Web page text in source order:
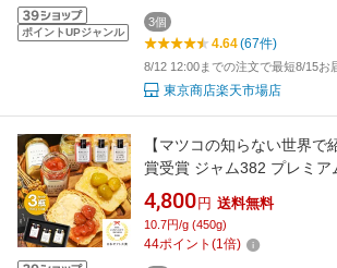
ポイントUPジャンル
3個
4.64(67件)
8/12 12:00までの注文で最短8/15お
東京商店楽天市場店
【マツコの知らない世界で
賞受賞 ジャム382 プレミア
ちご＋シャインマスカット
ト ジャム382 無添加 砂糖
父の日 母の日 内祝い 誕生
4,800 円 送料無料
10.7円/g (450g)
44ポイント (1倍)